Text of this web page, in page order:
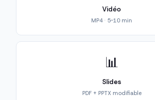
Vidéo
MP4 · 5-10 min
📊
Slides
PDF + PPTX modifiable